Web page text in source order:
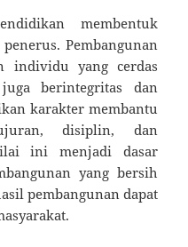
membentuk
Pembangunan
individu yang cerdas
berintegritas dan
karakter membantu
disiplin, dan
ini menjadi dasar
yang bersih
pembangunan dapat